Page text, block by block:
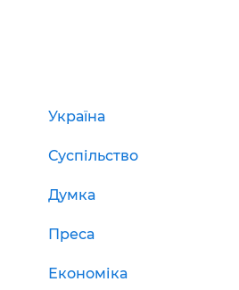
Україна
Суспільство
Думка
Преса
Економіка